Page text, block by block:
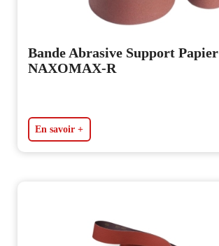
Bande Abrasive Support Papier
NAXOMAX-R
En savoir +